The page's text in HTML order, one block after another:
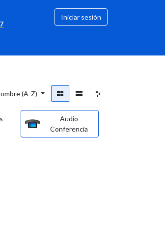
Iniciar sesión
(A-Z)
Audio
Conferencia